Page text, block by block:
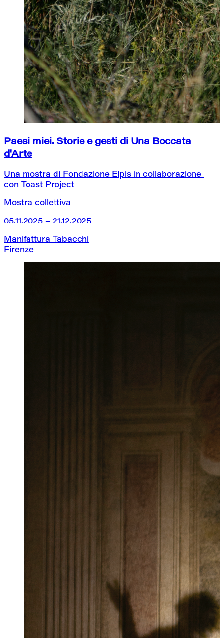
Paesi miei. Storie e gesti di Una Boccata
d'Arte
Una mostra di Fondazione Elpis in collaborazione
con Toast Project
Mostra collettiva
05.11.2025 – 21.12.2025
Manifattura Tabacchi
Firenze